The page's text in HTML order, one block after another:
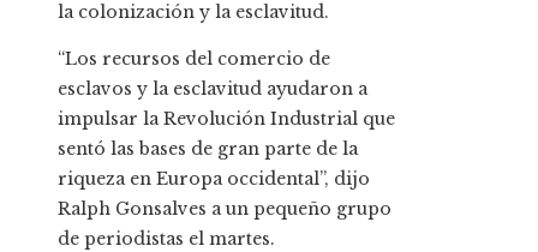
la colonización y la esclavitud.
“Los recursos del comercio de
esclavos y la esclavitud ayudaron a
impulsar la Revolución Industrial que
sentó las bases de gran parte de la
riqueza en Europa occidental”, dijo
Ralph Gonsalves a un pequeño grupo
de periodistas el martes.